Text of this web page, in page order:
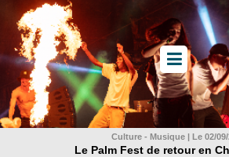
Culture - Musique | Le 02/09/
Le Palm Fest de retour en